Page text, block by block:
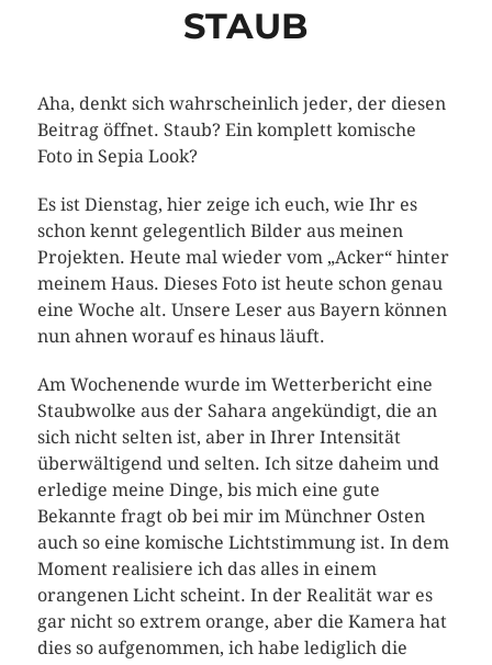
STAUB
Aha, denkt sich wahrscheinlich jeder, der diesen
Beitrag öffnet. Staub? Ein komplett komische
Foto in Sepia Look?
Es ist Dienstag, hier zeige ich euch, wie Ihr es
schon kennt gelegentlich Bilder aus meinen
Projekten. Heute mal wieder vom „Acker“ hinter
meinem Haus. Dieses Foto ist heute schon genau
eine Woche alt. Unsere Leser aus Bayern können
nun ahnen worauf es hinaus läuft.
Am Wochenende wurde im Wetterbericht eine
Staubwolke aus der Sahara angekündigt, die an
sich nicht selten ist, aber in Ihrer Intensität
überwältigend und selten. Ich sitze daheim und
erledige meine Dinge, bis mich eine gute
Bekannte fragt ob bei mir im Münchner Osten
auch so eine komische Lichtstimmung ist. In dem
Moment realisiere ich das alles in einem
orangenen Licht scheint. In der Realität war es
gar nicht so extrem orange, aber die Kamera hat
dies so aufgenommen, ich habe lediglich die